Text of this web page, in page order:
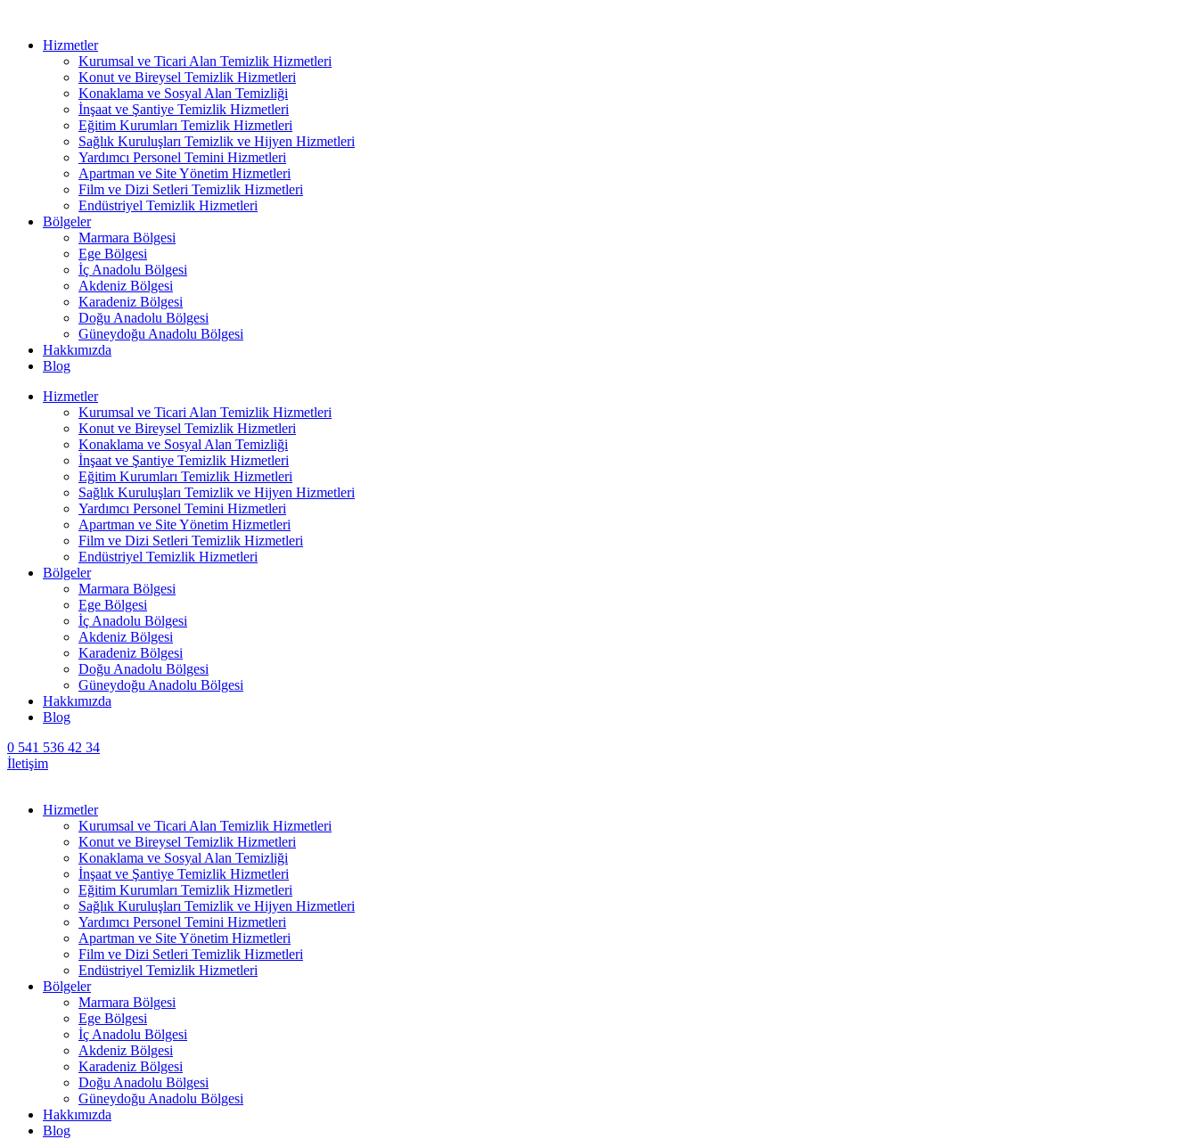
Hizmetler
Kurumsal ve Ticari Alan Temizlik Hizmetleri
Konut ve Bireysel Temizlik Hizmetleri
Konaklama ve Sosyal Alan Temizliği
İnşaat ve Şantiye Temizlik Hizmetleri
Eğitim Kurumları Temizlik Hizmetleri
Sağlık Kuruluşları Temizlik ve Hijyen Hizmetleri
Yardımcı Personel Temini Hizmetleri
Apartman ve Site Yönetim Hizmetleri
Film ve Dizi Setleri Temizlik Hizmetleri
Endüstriyel Temizlik Hizmetleri
Bölgeler
Marmara Bölgesi
Ege Bölgesi
İç Anadolu Bölgesi
Akdeniz Bölgesi
Karadeniz Bölgesi
Doğu Anadolu Bölgesi
Güneydoğu Anadolu Bölgesi
Hakkımızda
Blog
Hizmetler
Kurumsal ve Ticari Alan Temizlik Hizmetleri
Konut ve Bireysel Temizlik Hizmetleri
Konaklama ve Sosyal Alan Temizliği
İnşaat ve Şantiye Temizlik Hizmetleri
Eğitim Kurumları Temizlik Hizmetleri
Sağlık Kuruluşları Temizlik ve Hijyen Hizmetleri
Yardımcı Personel Temini Hizmetleri
Apartman ve Site Yönetim Hizmetleri
Film ve Dizi Setleri Temizlik Hizmetleri
Endüstriyel Temizlik Hizmetleri
Bölgeler
Marmara Bölgesi
Ege Bölgesi
İç Anadolu Bölgesi
Akdeniz Bölgesi
Karadeniz Bölgesi
Doğu Anadolu Bölgesi
Güneydoğu Anadolu Bölgesi
Hakkımızda
Blog
0 541 536 42 34
İletişim
Hizmetler
Kurumsal ve Ticari Alan Temizlik Hizmetleri
Konut ve Bireysel Temizlik Hizmetleri
Konaklama ve Sosyal Alan Temizliği
İnşaat ve Şantiye Temizlik Hizmetleri
Eğitim Kurumları Temizlik Hizmetleri
Sağlık Kuruluşları Temizlik ve Hijyen Hizmetleri
Yardımcı Personel Temini Hizmetleri
Apartman ve Site Yönetim Hizmetleri
Film ve Dizi Setleri Temizlik Hizmetleri
Endüstriyel Temizlik Hizmetleri
Bölgeler
Marmara Bölgesi
Ege Bölgesi
İç Anadolu Bölgesi
Akdeniz Bölgesi
Karadeniz Bölgesi
Doğu Anadolu Bölgesi
Güneydoğu Anadolu Bölgesi
Hakkımızda
Blog